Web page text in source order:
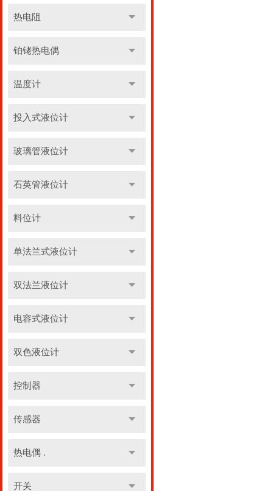
热电阻
铂铑热电偶
温度计
投入式液位计
玻璃管液位计
石英管液位计
料位计
单法兰式液位计
双法兰液位计
电容式液位计
双色液位计
控制器
传感器
热电偶 .
开关